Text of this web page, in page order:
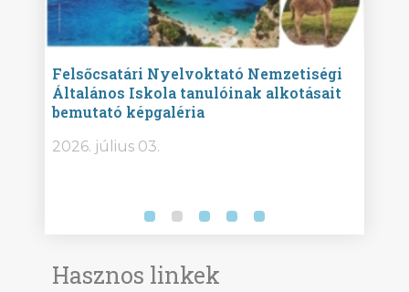
Felsőcsatári Nyelvoktató Nemzetiségi
Általános Iskola tanulóinak alkotásait
bemutató képgaléria
2026. július 03.
Hasznos linkek